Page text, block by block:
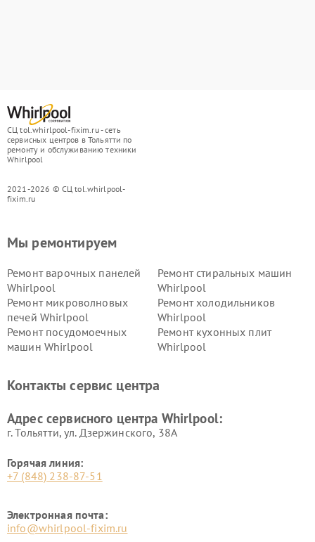
СЦ tol.whirlpool-fixim.ru - сеть
сервисных центров в Тольятти по
ремонту и обслуживанию техники
Whirlpool
2021-2026 © СЦ tol.whirlpool-
fixim.ru
Мы ремонтируем
Ремонт варочных панелей
Whirlpool
Ремонт стиральных машин
Whirlpool
Ремонт микроволновых
печей Whirlpool
Ремонт холодильников
Whirlpool
Ремонт посудомоечных
машин Whirlpool
Ремонт кухонных плит
Whirlpool
Контакты сервис центра
Адрес сервисного центра Whirlpool:
г. Тольятти, ул. Дзержинского, 38А
Горячая линия:
+7 (848) 238-87-51
Электронная почта:
info@whirlpool-fixim.ru